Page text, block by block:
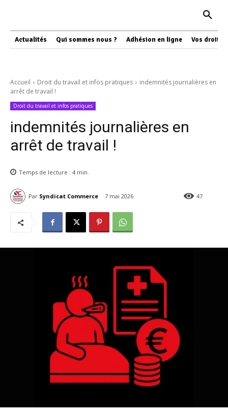
Actualités Qui sommes nous ? Adhésion en ligne Vos droits
Accueil Droit du travail et infos pratiques
indemnités journalières en
arrêt de travail !
Droit du travail et infos pratiques
indemnités journalières en
arrêt de travail !
Temps de lecture : 4 min.
Par Syndicat Commerce 7 mai 2026 47